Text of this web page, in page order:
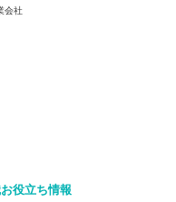
会社
役立ち情報